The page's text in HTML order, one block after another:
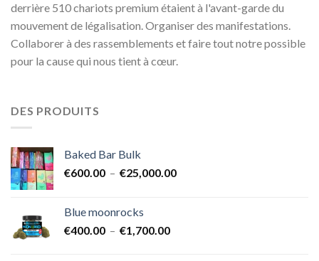
derrière 510 chariots premium étaient à l'avant-garde du
mouvement de légalisation. Organiser des manifestations.
Collaborer à des rassemblements et faire tout notre possible
pour la cause qui nous tient à cœur.
DES PRODUITS
Baked Bar Bulk
€600.00 – €25,000.00Plage
Blue moonrocks
€400.00 – €1,700.00Plage